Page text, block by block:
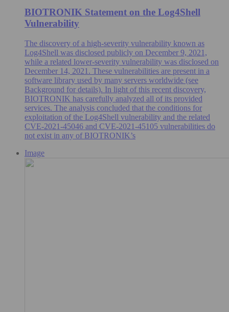
BIOTRONIK Statement on the Log4Shell
Vulnerability
The discovery of a high-severity vulnerability known as
Log4Shell was disclosed publicly on December 9, 2021,
while a related lower-severity vulnerability was disclosed on
December 14, 2021. These vulnerabilities are present in a
software library used by many servers worldwide (see
Background for details). In light of this recent discovery,
BIOTRONIK has carefully analyzed all of its provided
services. The analysis concluded that the conditions for
exploitation of the Log4Shell vulnerability and the related
CVE-2021-45046 and CVE-2021-45105 vulnerabilities do
not exist in any of BIOTRONIK’s
Image